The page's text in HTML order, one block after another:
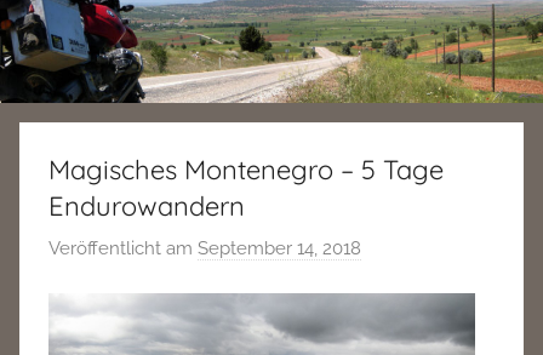
Magisches Montenegro – 5 Tage
Endurowandern
Veröffentlicht am September 14, 2018
a